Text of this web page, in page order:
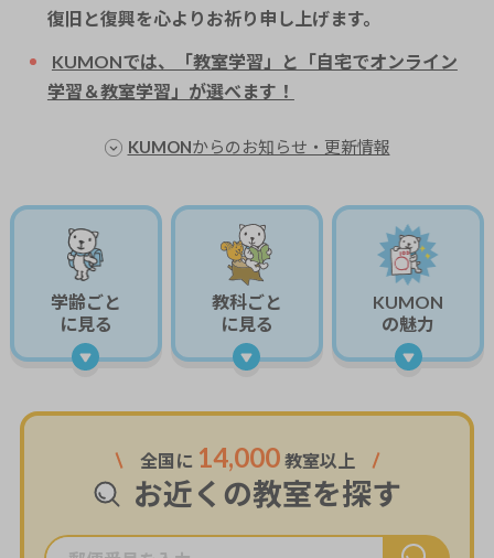
復旧と復興を心よりお祈り申し上げます。
KUMONでは、「教室学習」と「自宅でオンライン
学習＆教室学習」が選べます！
KUMONからのお知らせ・更新情報
学齢ごと
に見る
教科ごと
に見る
KUMON
の魅力
全国に 14,000 教室以上
お近くの教室を探す